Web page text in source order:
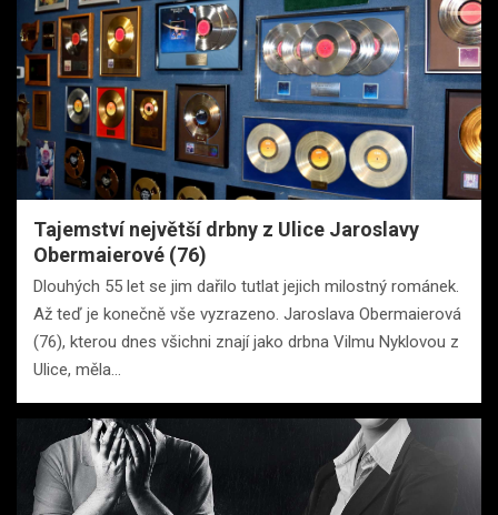
Tajemství největší drbny z Ulice Jaroslavy
Obermaierové (76)
Dlouhých 55 let se jim dařilo tutlat jejich milostný románek.
Až teď je konečně vše vyzrazeno. Jaroslava Obermaierová
(76), kterou dnes všichni znají jako drbna Vilmu Nyklovou z
Ulice, měla…